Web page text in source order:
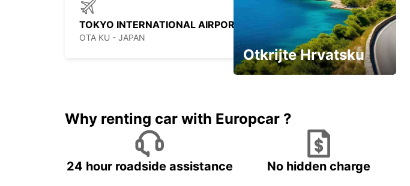
TOKYO INTERNATIONAL AIRPORT
OTA KU - JAPAN
Otkrijte Hrvatsku
Why renting car with Europcar ?
24 hour roadside assistance No hidden charge